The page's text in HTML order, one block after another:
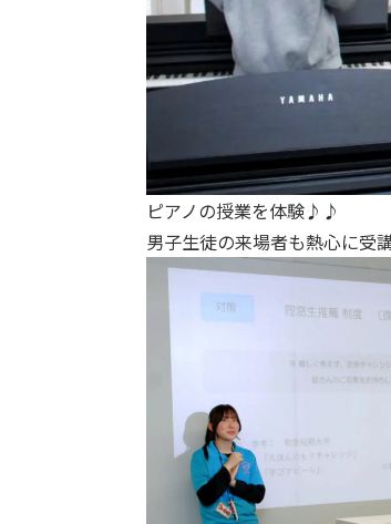
ピアノの授業を体験♪♪
男子生徒の来場者も熱心に受